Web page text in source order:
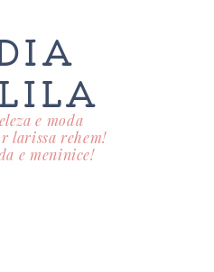
e moda
larissa rehem!
e meninice!